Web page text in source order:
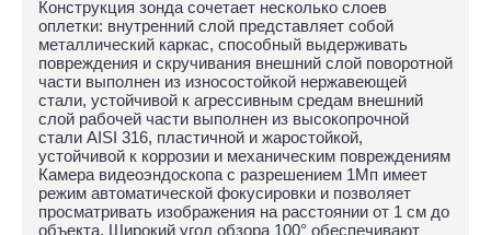
Конструкция зонда сочетает несколько слоев
оплетки: внутренний слой представляет собой
металлический каркас, способный выдерживать
повреждения и скручивания внешний слой поворотной
части выполнен из износостойкой нержавеющей
стали, устойчивой к агрессивным средам внешний
слой рабочей части выполнен из высокопрочной
стали AISI 316, пластичной и жаростойкой,
устойчивой к коррозии и механическим повреждениям
Камера видеоэндоскопа с разрешением 1Мп имеет
режим автоматической фокусировки и позволяет
просматривать изображения на расстоянии от 1 см до
объекта. Широкий угол обзора 100° обеспечивают